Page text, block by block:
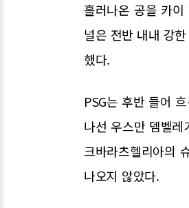
흘러나온 공을 카
널은 전반 내내 강
했다.
PSG는 후반 들어
나선 우스만 뎀벨
크바라츠헬리아의
나오지 않았다.